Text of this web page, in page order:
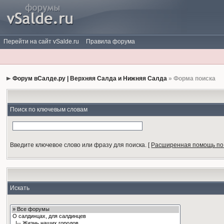
Перейти на сайт vSalde.ru Правила форума
Форум вСалде.ру | Верхняя Салда и Нижняя Салда » Форма поиска
Поиск по ключевым словам
Введите ключевое слово или фразу для поиска. [ Расширенная помощь
Искать